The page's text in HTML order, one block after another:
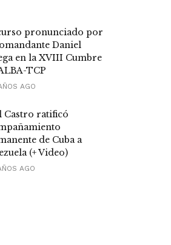
pronunciado por
Daniel
en la XVIII Cumbre
TCP
AGO
Castro ratificó
de Cuba a
(+ Video)
AGO